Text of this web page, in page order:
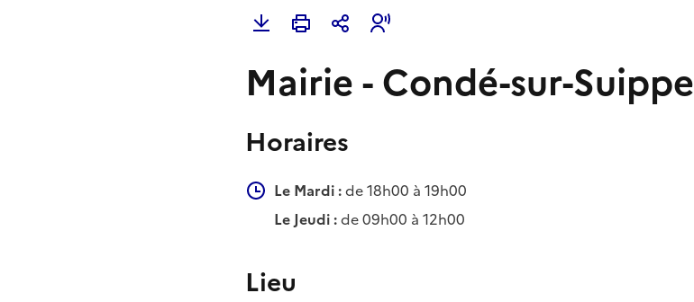
Mairie - Condé-sur-Suippe
Horaires
Le Mardi :de 18h00 à 19h00
Le Jeudi :de 09h00 à 12h00
Lieu